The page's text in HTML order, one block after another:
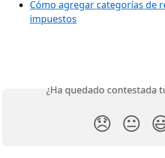
Cómo agregar categorías de
impuestos
¿Ha quedado contestada
😞 😐